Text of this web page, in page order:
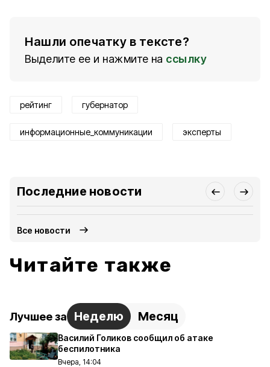
Нашли опечатку в тексте?
Выделите ее и нажмите на ссылку
рейтинг губернатор
информационные_коммуникации эксперты
Последние новости
Все новости
Читайте также
Лучшее за Неделю Месяц
Василий Голиков сообщил об атаке
беспилотника
Вчера, 14:04